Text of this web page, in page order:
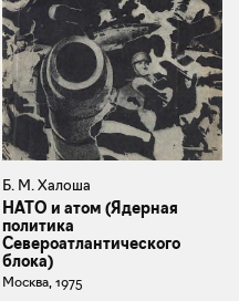
Б. М. Халоша
НАТО и атом (Ядерная
политика
Североатлантического
блока)
Москва, 1975